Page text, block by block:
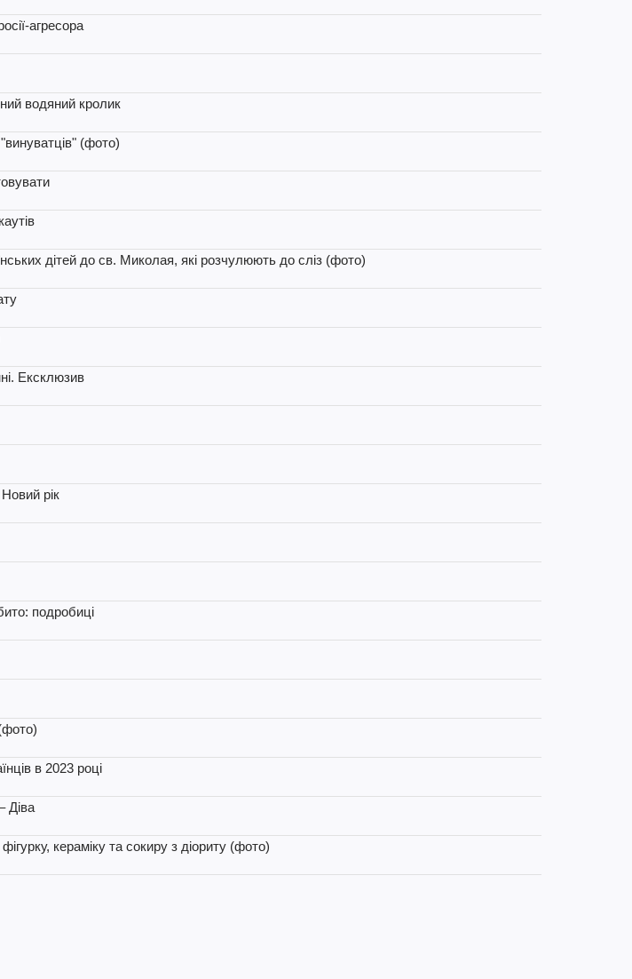
агресора
водяний кролик
(фото)
дітей до св. Миколая, які розчулюють до сліз (фото)
Ексклюзив
рік
подробиці
в 2023 році
Діва
кераміку та сокиру з діориту (фото)